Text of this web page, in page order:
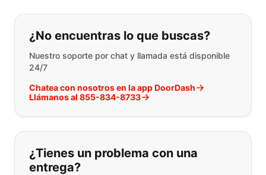
Si no puede encontrar lo que está
¿No encuentras lo que buscas?
Nuestro soporte por chat y llamada está disponible
24/7
Chatea con nosotros en la app DoorDash
Llámanos al 855-834-8733
¿Tienes un problema con una
entrega?